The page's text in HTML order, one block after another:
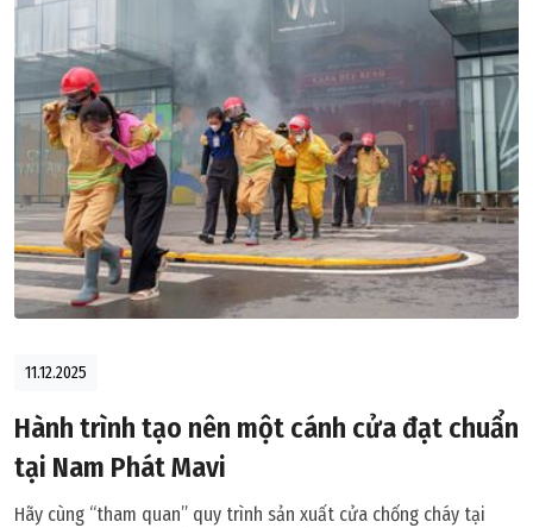
11.12.2025
Hành trình tạo nên một cánh cửa đạt chuẩn
tại Nam Phát Mavi
Hãy cùng “tham quan” quy trình sản xuất cửa chống cháy tại